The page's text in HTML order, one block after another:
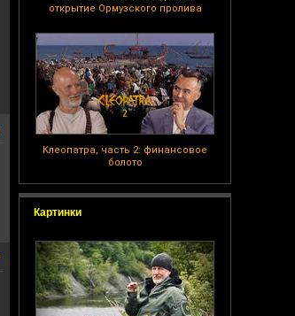
открытие Ормузского пролива
Клеопатра, часть 2: финансовое
болото
Картинки